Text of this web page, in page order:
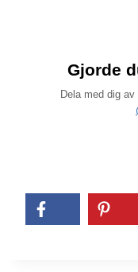
Gjorde
Dela med dig